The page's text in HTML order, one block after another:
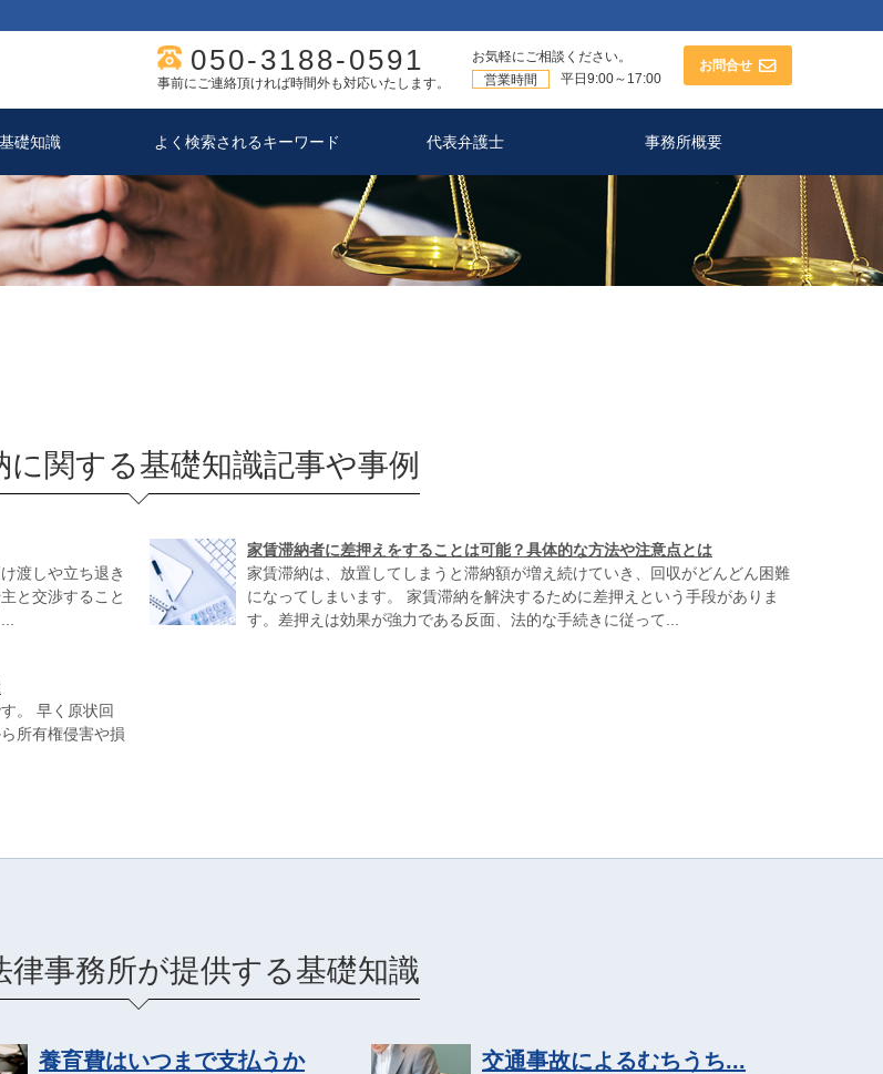
050-3188-0591
事前にご連絡頂ければ時間外も対応いたします。
お気軽にご相談ください。
営業時間
平日9:00～17:00
お問合せ
基礎知識 よく検索されるキーワード 代表弁護士 事務所概要
関する基礎知識記事や事例
渡しや立ち退き
と交渉すること
家賃滞納者に差押えをすることは可能？具体的な方法や注意点とは
家賃滞納は、放置してしまうと滞納額が増え続けていき、回収がどんどん困難
になってしまいます。 家賃滞納を解決するために差押えという手段がありま
す。差押えは効果が強力である反面、法的な手続きに従って...
。 早く原状回
所有権侵害や損
律事務所が提供する基礎知識
養育費はいつまで支払うか 交通事故によるむちうち...